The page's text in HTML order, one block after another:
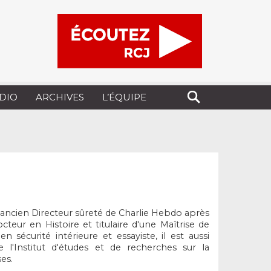
ARCHIVES L’ÉQUIPE
Directeur sûreté de Charlie Hebdo après
en Histoire et titulaire d'une Maîtrise de
sécurité intérieure et essayiste, il est aussi
l'Institut d'études et de recherches sur la